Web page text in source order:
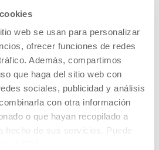
web se usan para personalizar
ofrecer funciones de redes
Además, compartimos
que haga del sitio web con
sociales, publicidad y análisis
con otra información
o que hayan recopilado a
hecho de sus servicios. Puede